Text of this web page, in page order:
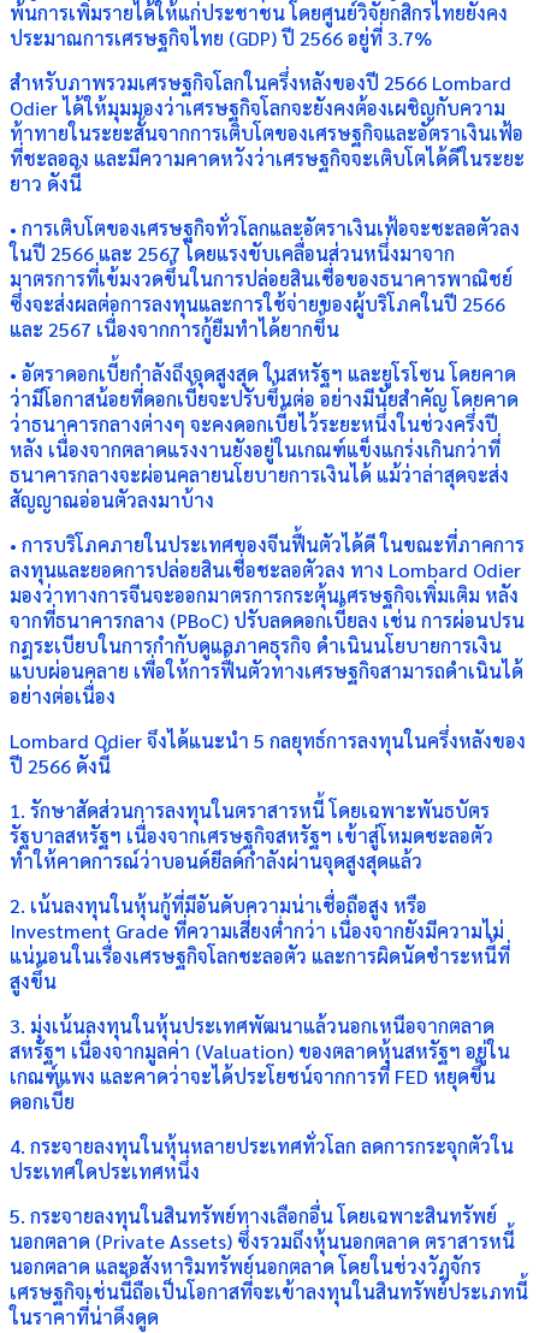
พ้นการเพิ่มรายได้ให้แก่ประชาชน โดยศูนย์วิจัยกสิกรไทยยังคง
ประมาณการเศรษฐกิจไทย (GDP) ปี 2566 อยู่ที่ 3.7%
สำหรับภาพรวมเศรษฐกิจโลกในครึ่งหลังของปี 2566 Lombard
Odier ได้ให้มุมมองว่าเศรษฐกิจโลกจะยังคงต้องเผชิญกับความ
ท้าทายในระยะสั้นจากการเติบโตของเศรษฐกิจและอัตราเงินเฟ้อ
ที่ชะลอลง และมีความคาดหวังว่าเศรษฐกิจจะเติบโตได้ดีในระยะ
ยาว ดังนี้
• การเติบโตของเศรษฐกิจทั่วโลกและอัตราเงินเฟ้อจะชะลอตัวลง
ในปี 2566 และ 2567 โดยแรงขับเคลื่อนส่วนหนึ่งมาจาก
มาตรการที่เข้มงวดขึ้นในการปล่อยสินเชื่อของธนาคารพาณิชย์
ซึ่งจะส่งผลต่อการลงทุนและการใช้จ่ายของผู้บริโภคในปี 2566
และ 2567 เนื่องจากการกู้ยืมทำได้ยากขึ้น
• อัตราดอกเบี้ยกำลังถึงจุดสูงสุด ในสหรัฐฯ และยูโรโซน โดยคาด
ว่ามีโอกาสน้อยที่ดอกเบี้ยจะปรับขึ้นต่อ อย่างมีนัยสำคัญ โดยคาด
ว่าธนาคารกลางต่างๆ จะคงดอกเบี้ยไว้ระยะหนึ่งในช่วงครึ่งปี
หลัง เนื่องจากตลาดแรงงานยังอยู่ในเกณฑ์แข็งแกร่งเกินกว่าที่
ธนาคารกลางจะผ่อนคลายนโยบายการเงินได้ แม้ว่าล่าสุดจะส่ง
สัญญาณอ่อนตัวลงมาบ้าง
• การบริโภคภายในประเทศของจีนฟื้นตัวได้ดี ในขณะที่ภาคการ
ลงทุนและยอดการปล่อยสินเชื่อชะลอตัวลง ทาง Lombard Odier
มองว่าทางการจีนจะออกมาตรการกระตุ้นเศรษฐกิจเพิ่มเติม หลัง
จากที่ธนาคารกลาง (PBoC) ปรับลดดอกเบี้ยลง เช่น การผ่อนปรน
กฎระเบียบในการกำกับดูแลภาคธุรกิจ ดำเนินนโยบายการเงิน
แบบผ่อนคลาย เพื่อให้การฟื้นตัวทางเศรษฐกิจสามารถดำเนินได้
อย่างต่อเนื่อง
Lombard Odier จึงได้แนะนำ 5 กลยุทธ์การลงทุนในครึ่งหลังของ
ปี 2566 ดังนี้
1. รักษาสัดส่วนการลงทุนในตราสารหนี้ โดยเฉพาะพันธบัตร
รัฐบาลสหรัฐฯ เนื่องจากเศรษฐกิจสหรัฐฯ เข้าสู่โหมดชะลอตัว
ทำให้คาดการณ์ว่าบอนด์ยีลด์กำลังผ่านจุดสูงสุดแล้ว
2. เน้นลงทุนในหุ้นกู้ที่มีอันดับความน่าเชื่อถือสูง หรือ
Investment Grade ที่ความเสี่ยงต่ำกว่า เนื่องจากยังมีความไม่
แน่นอนในเรื่องเศรษฐกิจโลกชะลอตัว และการผิดนัดชำระหนี้ที่
สูงขึ้น
3. มุ่งเน้นลงทุนในหุ้นประเทศพัฒนาแล้วนอกเหนือจากตลาด
สหรัฐฯ เนื่องจากมูลค่า (Valuation) ของตลาดหุ้นสหรัฐฯ อยู่ใน
เกณฑ์แพง และคาดว่าจะได้ประโยชน์จากการที่ FED หยุดขึ้น
ดอกเบี้ย
4. กระจายลงทุนในหุ้นหลายประเทศทั่วโลก ลดการกระจุกตัวใน
ประเทศใดประเทศหนึ่ง
5. กระจายลงทุนในสินทรัพย์ทางเลือกอื่น โดยเฉพาะสินทรัพย์
นอกตลาด (Private Assets) ซึ่งรวมถึงหุ้นนอกตลาด ตราสารหนี้
นอกตลาด และอสังหาริมทรัพย์นอกตลาด โดยในช่วงวัฏจักร
เศรษฐกิจเช่นนี้ถือเป็นโอกาสที่จะเข้าลงทุนในสินทรัพย์ประเภทนี้
ในราคาที่น่าดึงดูด